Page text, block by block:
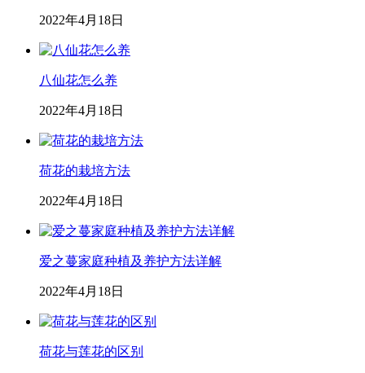
2022年4月18日
八仙花怎么养
2022年4月18日
荷花的栽培方法
2022年4月18日
爱之蔓家庭种植及养护方法详解
2022年4月18日
荷花与莲花的区别